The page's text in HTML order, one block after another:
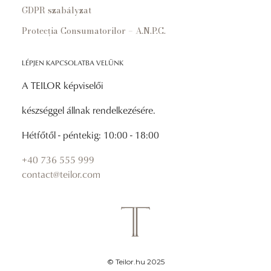
GDPR szabályzat
Protecția Consumatorilor – A.N.P.C.
LÉPJEN KAPCSOLATBA VELÜNK
A TEILOR képviselői
készséggel állnak rendelkezésére.
Hétfőtől - péntekig: 10:00 - 18:00
+40 736 555 999
contact@teilor.com
© Teilor.hu 2025